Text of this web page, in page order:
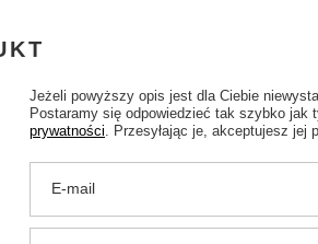
Jeżeli powyższy opis jest dla Ciebie
Postaramy się odpowiedzieć tak szybko jak
prywatności. Przesyłając je, akceptujesz jej
E-mail